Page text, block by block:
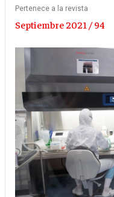
Pertenece a la revista
Septiembre 2021 / 94